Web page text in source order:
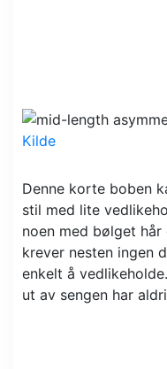
Kilde
Denne korte boben
stil med lite
noen med bølget
krever nesten ingen
enkelt å
ut av sengen har